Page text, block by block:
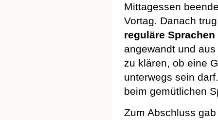
Mittagessen
Vortag. Danach
reguläre Sprachen
angewandt und
zu klären, ob eine
unterwegs sein
beim gemütlichen
Zum Abschluss